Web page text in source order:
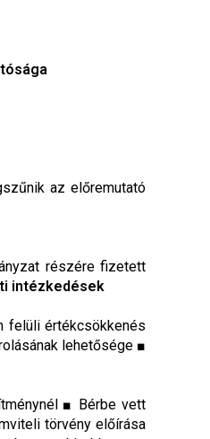
az előremutató
részére fizetett
intézkedések
felüli értékcsökkenés
lehetősége ■
■ Bérbe vett
törvény előírása